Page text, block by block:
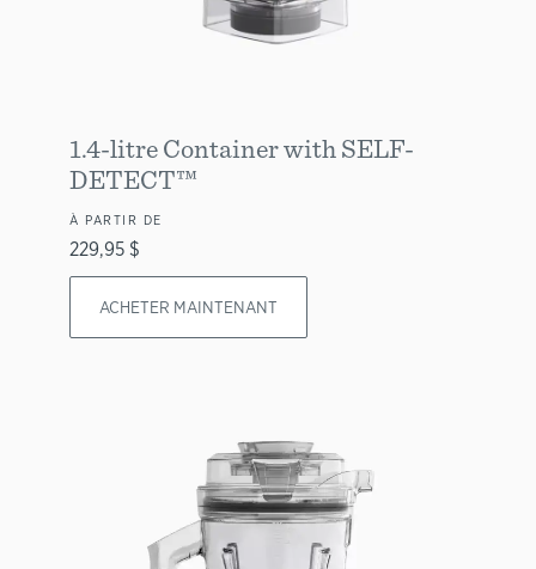
1.4-litre Container with SELF-
DETECT™
À PARTIR DE
229,95 $
ACHETER MAINTENANT